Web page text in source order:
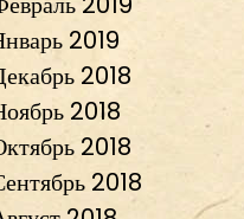
2019
2018
2018
2018
2018